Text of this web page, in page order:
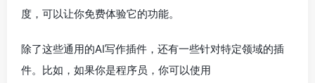
度，可以让你免费体验它的功能。
除了这些通用的AI写作插件，还有一些针对特定领域的插
件。比如，如果你是程序员，你可以使用